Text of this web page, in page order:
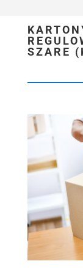
SZARE